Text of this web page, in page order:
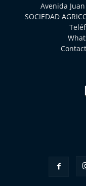
Avenida
SOCIEDAD